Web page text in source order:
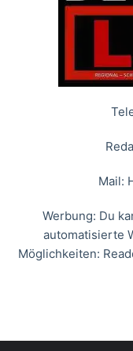
Mail:
Werbung: Du
automatisierte
Möglichkeiten: